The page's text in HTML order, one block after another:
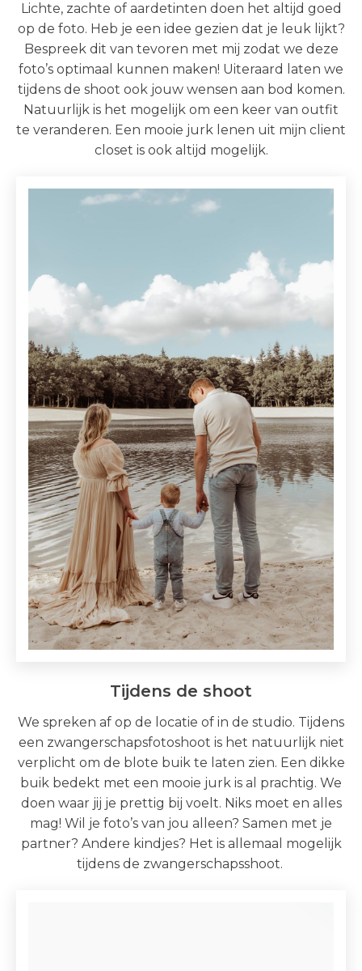
Lichte, zachte of aardetinten doen het altijd goed
op de foto. Heb je een idee gezien dat je leuk lijkt?
Bespreek dit van tevoren met mij zodat we deze
foto’s optimaal kunnen maken! Uiteraard laten we
tijdens de shoot ook jouw wensen aan bod komen.
Natuurlijk is het mogelijk om een keer van outfit
te veranderen. Een mooie jurk lenen uit mijn client
closet is ook altijd mogelijk.
Tijdens de shoot
We spreken af op de locatie of in de studio. Tijdens
een zwangerschapsfotoshoot is het natuurlijk niet
verplicht om de blote buik te laten zien. Een dikke
buik bedekt met een mooie jurk is al prachtig. We
doen waar jij je prettig bij voelt. Niks moet en alles
mag! Wil je foto’s van jou alleen? Samen met je
partner? Andere kindjes? Het is allemaal mogelijk
tijdens de zwangerschapsshoot.